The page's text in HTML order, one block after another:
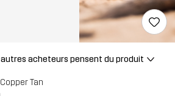
autres acheteurs pensent du produit
Copper Tan